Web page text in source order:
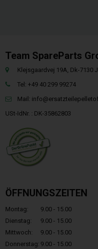
Team SpareParts
Klejsgaardvej 19A, Dk-7130
Tel: +49 40 299 99274
Mail:
USt-IdNr. : DK-35862803
ÖFFNUNGSZEITEN
Montag:
9.00 - 15.00
Dienstag:
9.00 - 15.00
Mittwoch:
9.00 - 15.00
Donnerstag: 9.00 - 15.00